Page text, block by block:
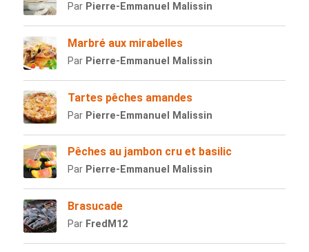
Par Pierre-Emmanuel Malissin
Marbré aux mirabelles
Par Pierre-Emmanuel Malissin
Tartes pêches amandes
Par Pierre-Emmanuel Malissin
Pêches au jambon cru et basilic
Par Pierre-Emmanuel Malissin
Brasucade
Par FredM12